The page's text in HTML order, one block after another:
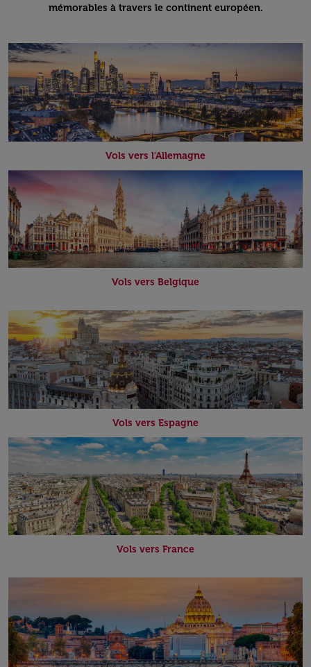
mémorables à travers le continent européen.
Vols vers l'Allemagne
Vols vers Belgique
Vols vers Espagne
Vols vers France